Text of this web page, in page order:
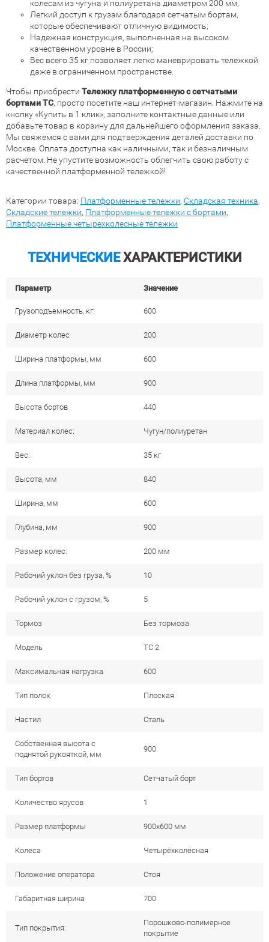
колесам из чугуна и полиуретана диаметром 200 мм;
Легкий доступ к грузам благодаря сетчатым бортам,
которые обеспечивают отличную видимость;
Надежная конструкция, выполненная на высоком
качественном уровне в России;
Вес всего 35 кг позволяет легко маневрировать тележкой
даже в ограниченном пространстве.
Чтобы приобрести Тележку платформенную с сетчатыми
бортами ТС, просто посетите наш интернет-магазин. Нажмите на
кнопку «Купить в 1 клик», заполните контактные данные или
добавьте товар в корзину для дальнейшего оформления заказа.
Мы свяжемся с вами для подтверждения деталей доставки по
Москве. Оплата доступна как наличными, так и безналичным
расчетом. Не упустите возможность облегчить свою работу с
качественной платформенной тележкой!
Категории товара: Платформенные тележки, Складская техника,
Складские тележки, Платформенные тележки с бортами,
Платформенные четырехколесные тележки
ТЕХНИЧЕСКИЕХАРАКТЕРИСТИКИ
Параметр Значение
Грузоподъемность, кг: 600
Диаметр колес 200
Ширина платформы, мм 600
Длина платформы, мм 900
Высота бортов 440
Материал колес: Чугун/полиуретан
Вес: 35 кг
Высота, мм 840
Ширина, мм 600
Глубина, мм 900
Размер колес: 200 мм
Рабочий уклон без груза, % 10
Рабочий уклон с грузом, % 5
Тормоз Без тормоза
Модель ТС 2
Максимальная нагрузка 600
Тип полок Плоская
Настил Сталь
Собственная высота с
поднятой рукояткой, мм
900
Тип бортов Сетчатый борт
Количество ярусов 1
Размер платформы 900x600 мм
Колеса Четырёхколёсная
Положение оператора Стоя
Габаритная ширина 700
Тип покрытия:
Порошково-полимерное
покрытие